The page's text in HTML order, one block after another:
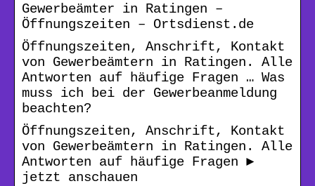
Gewerbeämter in Ratingen –
Öffnungszeiten – Ortsdienst.de
Öffnungszeiten, Anschrift, Kontakt
von Gewerbeämtern in Ratingen. Alle
Antworten auf häufige Fragen … Was
muss ich bei der Gewerbeanmeldung
beachten?
Öffnungszeiten, Anschrift, Kontakt
von Gewerbeämtern in Ratingen. Alle
Antworten auf häufige Fragen ►
jetzt anschauen